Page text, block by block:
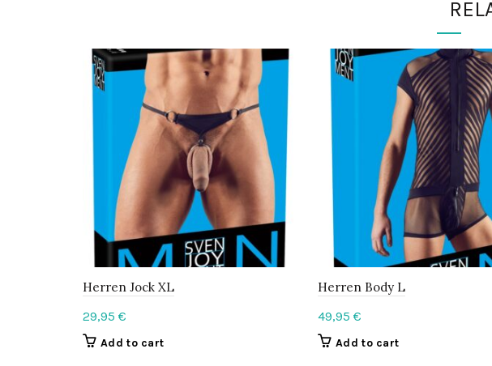
Herren Jock XL
29,95 €
Add to cart
Herren Body L
49,95 €
Add to cart